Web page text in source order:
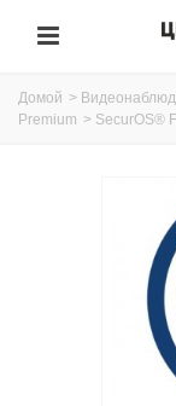
Домой >
Premium > SecurOS®